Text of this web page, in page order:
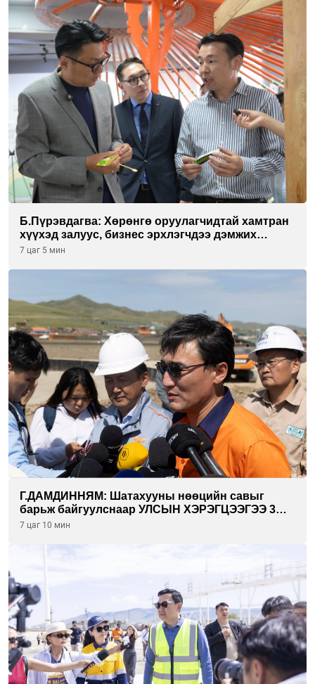
Б.Пүрэвдагва: Хөрөнгө оруулагчидтай хамтран
хүүхэд залуус, бизнес эрхлэгчдээ дэмжих
инкубатор төвүүдийг хотын захын
7 цаг 5 мин
Г.ДАМДИННЯМ: Шатахууны нөөцийн савыг
барьж байгуулснаар УЛСЫН ХЭРЭГЦЭЭГЭЭ 3
САРААР НӨӨЦЛӨДӨГ болно
7 цаг 10 мин